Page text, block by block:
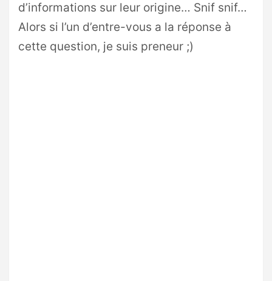
d’informations sur leur origine… Snif snif…
Alors si l’un d’entre-vous a la réponse à
cette question, je suis preneur ;)